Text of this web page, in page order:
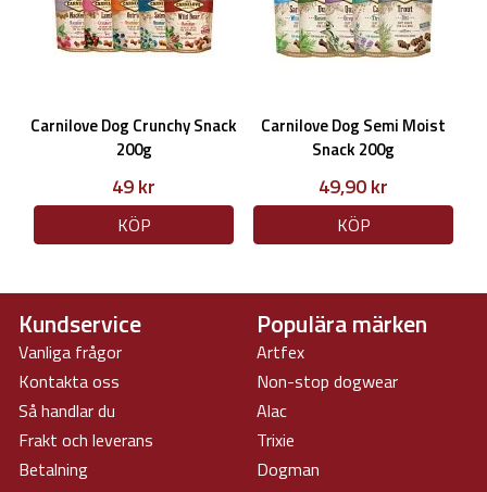
Carnilove Dog Crunchy Snack
200g
49 kr
KÖP
Carnilove Dog Semi Moist
Snack 200g
49,90 kr
KÖP
Kundservice
Vanliga frågor
Kontakta oss
Så handlar du
Frakt och leverans
Betalning
Populära märken
Artfex
Non-stop dogwear
Alac
Trixie
Dogman